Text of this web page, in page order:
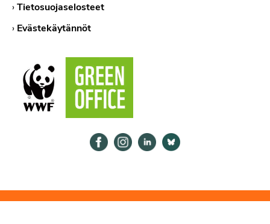
›Tietosuojaselosteet
› Evästekäytännöt